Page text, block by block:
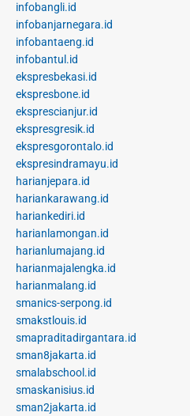
infobangli.id
infobanjarnegara.id
infobantaeng.id
infobantul.id
ekspresbekasi.id
ekspresbone.id
eksprescianjur.id
ekspresgresik.id
ekspresgorontalo.id
ekspresindramayu.id
harianjepara.id
hariankarawang.id
hariankediri.id
harianlamongan.id
harianlumajang.id
harianmajalengka.id
harianmalang.id
smanics-serpong.id
smakstlouis.id
smapraditadirgantara.id
sman8jakarta.id
smalabschool.id
smaskanisius.id
sman2jakarta.id